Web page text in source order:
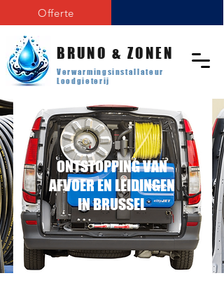
Offerte
BRUNO & ZONEN
Verwarmingsinstallateur
Loodgieterij
ONTSTOPPING VAN
AFVOER EN LEIDINGEN
IN BRUSSEL